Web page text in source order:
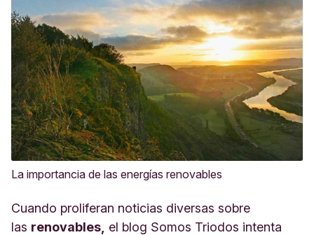
La importancia de las energías renovables
Cuando proliferan noticias diversas sobre
las renovables, el blog Somos Triodos intenta